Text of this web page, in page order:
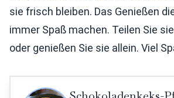
sie frisch bleiben. Das Genießen
immer Spaß machen. Teilen Sie
oder genießen Sie sie allein. Viel